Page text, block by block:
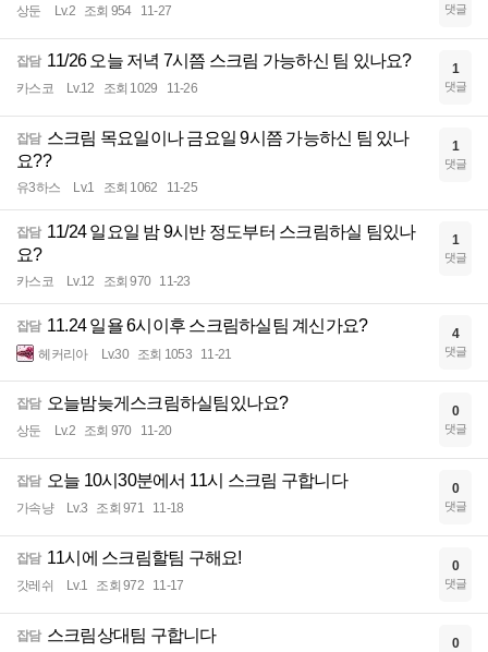
상둔 Lv.2 조회 954 11-27 댓글
잡담 11/26 오늘 저녁 7시쯤 스크림 가능하신 팀 있나요?
카스코 Lv.12 조회 1029 11-26
1
댓글
잡담 스크림 목요일이나 금요일 9시쯤 가능하신 팀 있나
요??
유3하스 Lv.1 조회 1062 11-25
1
댓글
잡담 11/24 일요일 밤 9시반 정도부터 스크림하실 팀있나
요?
카스코 Lv.12 조회 970 11-23
1
댓글
잡담 11.24 일욜 6시이후 스크림하실팀 계신가요?
헤커리아 Lv.30 조회 1053 11-21
4
댓글
잡담 오늘밤늦게스크림하실팀있나요?
상둔 Lv.2 조회 970 11-20
0
댓글
잡담 오늘 10시30분에서 11시 스크림 구합니다
가속냥 Lv.3 조회 971 11-18
0
댓글
잡담 11시에 스크림할팀 구해요!
갓레쉬 Lv.1 조회 972 11-17
0
댓글
잡담 스크림상대팀 구합니다 0